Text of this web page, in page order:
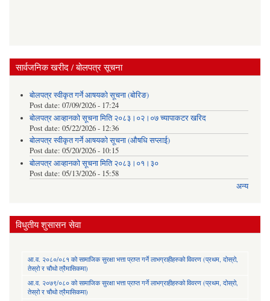
सार्वजनिक खरीद / बोलपत्र सूचना
बोलपत्र स्वीकृत गर्ने आषयको सूचना (बोरिङ)
Post date: 07/09/2026 - 17:24
बोलपत्र आव्हानको सूचना मिति २०८३।०२।०७ च्यापाकटर खरिद
Post date: 05/22/2026 - 12:36
बोलपत्र स्वीकृत गर्ने आषयको सूचना (औषधि सप्लाई)
Post date: 05/20/2026 - 10:15
बोलपत्र आव्हानको सूचना मिति २०८३।०१।३०
Post date: 05/13/2026 - 15:58
अन्य
विधुतीय शुसासन सेवा
आ.व. २०८०/०८१ को सामाजिक सुरक्षा भत्ता प्राप्त गर्ने लाभग्राहीहरुको विवरण (प्रथम, दोस्रो,
तेस्रो र चौथो त्रैमासिकमा)
आ.व. २०७९/०८० को सामाजिक सुरक्षा भत्ता प्राप्त गर्ने लाभग्राहीहरुको विवरण (प्रथम, दोस्रो,
तेस्रो र चौथो त्रैमासिकमा)